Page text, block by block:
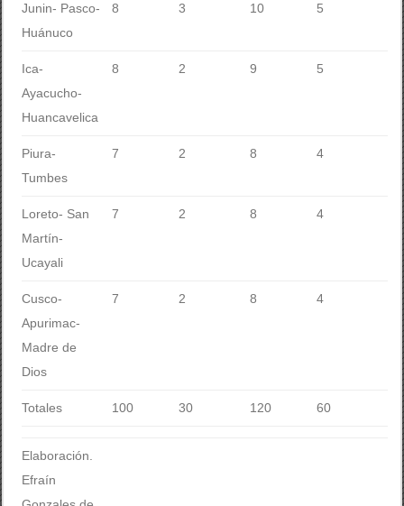
Junin- Pasco-
Huánuco
8 3 10 5
Ica-
Ayacucho-
Huancavelica
8 2 9 5
Piura-
Tumbes
7 2 8 4
Loreto- San
Martín-
Ucayali
7 2 8 4
Cusco-
Apurimac-
Madre de
Dios
7 2 8 4
Totales 100 30 120 60
Elaboración.
Efraín